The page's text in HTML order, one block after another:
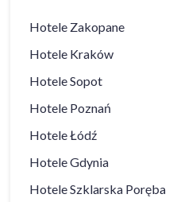
Hotele Zakopane
Hotele Kraków
HoteleSopot
Hotele Poznań
HoteleŁódź
HoteleGdynia
HoteleSzklarska Poręba